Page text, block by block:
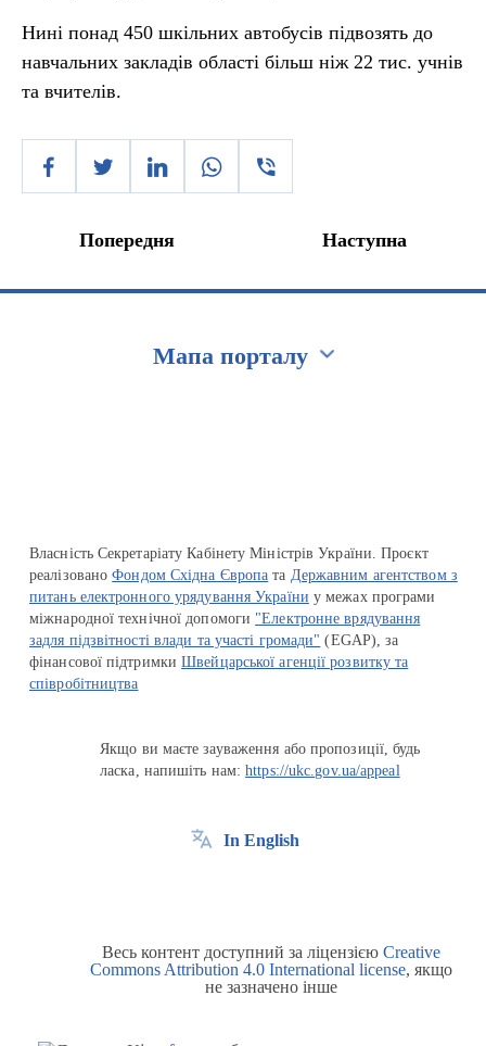
Нині понад 450 шкільних автобусів підвозять до
навчальних закладів області більш ніж 22 тис. учнів
та вчителів.
Попередня Наступна
Мапа порталу
Власність Секретаріату Кабінету Міністрів України. Проєкт
реалізованоФондом Східна Європа та Державним агентством з
питань електронного урядування України у межах програми
міжнародної технічної допомоги "Електронне врядування
задля підзвітності влади та участі громади" (EGAP), за
фінансової підтримкиШвейцарської агенції розвитку та
співробітництва
Якщо ви маєте зауваження або пропозиції, будь
ласка, напишіть нам:https://ukc.gov.ua/appeal
In English
Весь контент доступний за ліцензією Creative
Commons Attribution 4.0 International license, якщо
не зазначено інше